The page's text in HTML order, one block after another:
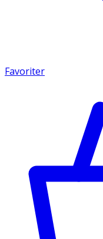
Favoriter